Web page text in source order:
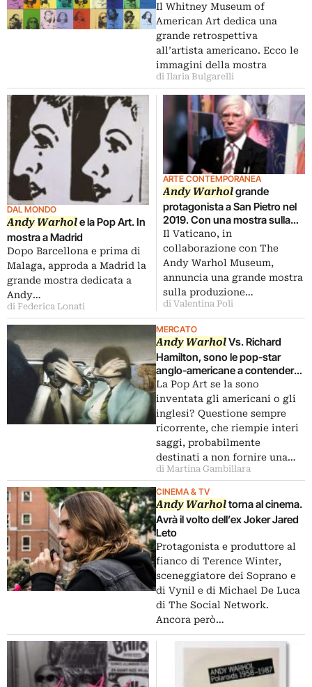
Il Whitney Museum of
American Art dedica una
grande retrospettiva
all’artista americano. Ecco le
immagini della mostra
di Ilaria Bulgarelli
DAL MONDO
Andy Warhole la Pop Art. In
mostra a Madrid
Dopo Barcellona e prima di
Malaga, approda a Madrid la
grande mostra dedicata a
Andy…
di Federica Lonati
ARTE CONTEMPORANEA
Andy Warholgrande
protagonista a San Pietro nel
2019. Con una mostra sulla
sua produzione sacra
Il Vaticano, in
collaborazione con The
Andy Warhol Museum,
annuncia una grande mostra
sulla produzione…
di Valentina Poli
MERCATO
Andy WarholVs. Richard
Hamilton, sono le pop-star
anglo-americane a contendersi
il primato nell’asta di stampe di
Bonhams Londra
La Pop Art se la sono
inventata gli americani o gli
inglesi? Questione sempre
ricorrente, che riempie interi
saggi, probabilmente
destinati a non fornire una…
di Martina Gambillara
CINEMA & TV
Andy Warholtorna al cinema.
Avrà il volto dell’ex Joker Jared
Leto
Protagonista e produttore al
fianco di Terence Winter,
sceneggiatore dei Soprano e
di Vynil e di Michael De Luca
di The Social Network.
Ancora però…